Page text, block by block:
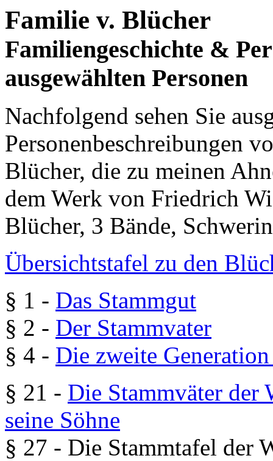
Familie v. Blücher
Familiengeschichte &
ausgewählten Personen
Nachfolgend sehen Sie
Personenbeschreibungen
Blücher, die zu meinen
dem Werk von Friedrich
Blücher, 3 Bände,
Übersichtstafel zu den
§ 1 - Das Stammgut
§ 2 - Der Stammvater
§ 4 - Die zweite
§ 21 - Die Stammväter
seine Söhne
§ 27 - Die Stammtafel der